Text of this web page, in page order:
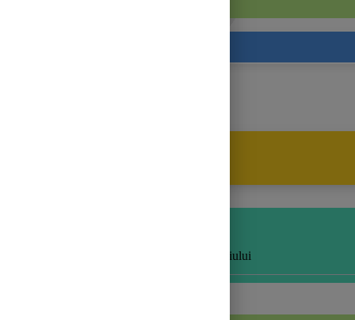
Cunoașterea mediului